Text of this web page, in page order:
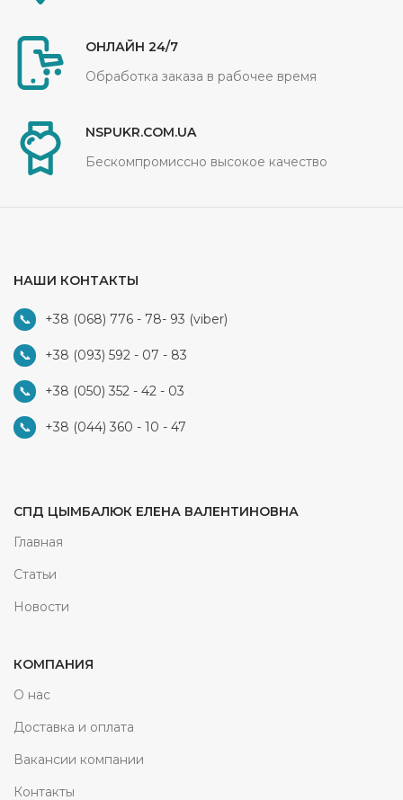
ОНЛАЙН 24/7
Обработка заказа в рабочее время
NSPUKR.COM.UA
Бескомпромиссно высокое качество
НАШИ КОНТАКТЫ
+38 (068) 776 - 78- 93 (viber)
+38 (093) 592 - 07 - 83
+38 (050) 352 - 42 - 03
+38 (044) 360 - 10 - 47
СПД ЦЫМБАЛЮК ЕЛЕНА ВАЛЕНТИНОВНА
Главная
Статьи
Новости
КОМПАНИЯ
О нас
Доставка и оплата
Вакансии компании
Контакты